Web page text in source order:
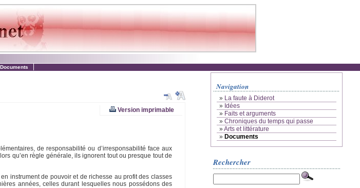
Documents
Version imprimable
de responsabilité ou d’irresponsabilité face aux
qu’en règle générale, ils ignorent tout ou presque tout de
instrument de pouvoir et de richesse au profit des classes
années, celles durant lesquelles nous possédons des
Navigation
» La faute à Diderot
» Idées
» Faits et arguments
» Chroniques du temps qui passe
»Arts et littérature
» Documents
Rechercher